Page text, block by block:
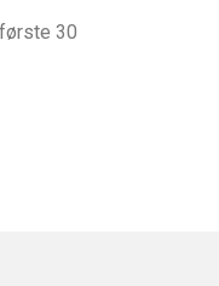
30